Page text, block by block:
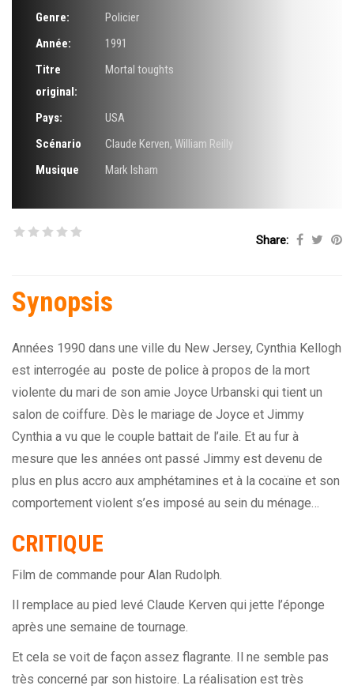
Genre:
Policier
Année:
1991
Titre
original:
Mortal toughts
Pays:
USA
Scénario
Claude Kerven, William Reilly
Musique
Mark Isham
Share:
Synopsis
Années 1990 dans une ville du New Jersey, Cynthia Kellogh
est interrogée au poste de police à propos de la mort
violente du mari de son amie Joyce Urbanski qui tient un
salon de coiffure. Dès le mariage de Joyce et Jimmy
Cynthia a vu que le couple battait de l’aile. Et au fur à
mesure que les années ont passé Jimmy est devenu de
plus en plus accro aux amphétamines et à la cocaïne et son
comportement violent s’es imposé au sein du ménage…
CRITIQUE
Film de commande pour Alan Rudolph.
Il remplace au pied levé Claude Kerven qui jette l’éponge
après une semaine de tournage.
Et cela se voit de façon assez flagrante. Il ne semble pas
très concerné par son histoire. La réalisation est très